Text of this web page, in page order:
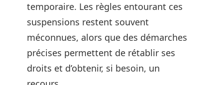
temporaire. Les règles entourant ces
suspensions restent souvent
méconnues, alors que des démarches
précises permettent de rétablir ses
droits et d’obtenir, si besoin, un